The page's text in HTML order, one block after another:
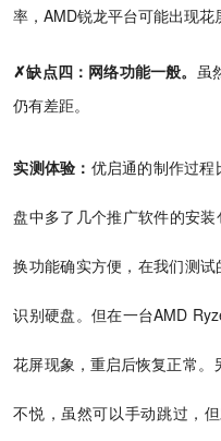
率，AMD锐龙平台可能出现花
✗缺点四：网络功能一般。 虽
仍有差距。
实测体验： 优启通的制作过
盘中多了几个推广软件的安
换功能确实方便，在我们测
识别硬盘。但在一台AMD
花屏现象，重启后恢复正常。
不悦，虽然可以手动跳过，